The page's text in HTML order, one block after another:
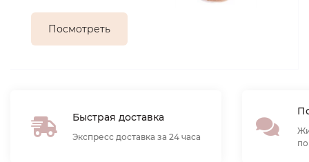
Посмотреть
Быстрая доставка
Экспресс доставка за 24 часа